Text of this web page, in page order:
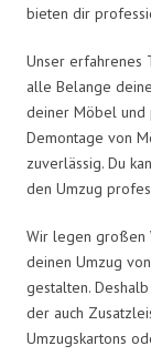
bieten dir
Unser erfahrenes
alle Belange
deiner Möbel und
Demontage von
zuverlässig. Du
den Umzug
Wir legen großen
deinen Umzug
gestalten.
der auch
Umzugskartons